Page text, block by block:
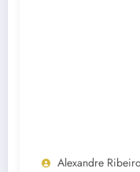
Alexandre Ribeiro